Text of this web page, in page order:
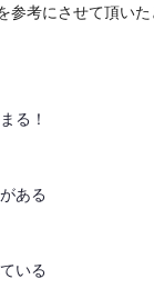
考にさせて頂い
る！
ある
いる